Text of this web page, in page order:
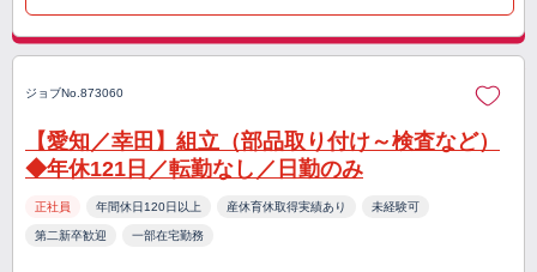
ジョブNo.873060
【愛知／幸田】組立（部品取り付け～検査など）
◆年休121日／転勤なし／日勤のみ
正社員 年間休日120日以上 産休育休取得実績あり 未経験可
第二新卒歓迎 一部在宅勤務